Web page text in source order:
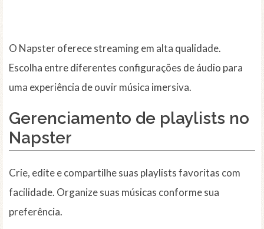
O Napster oferece streaming em alta qualidade.
Escolha entre diferentes configurações de áudio para
uma experiência de ouvir música imersiva.
Gerenciamento de playlists no
Napster
Crie, edite e compartilhe suas playlists favoritas com
facilidade. Organize suas músicas conforme sua
preferência.